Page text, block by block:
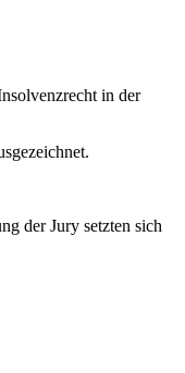
in der
der Jury setzten sich